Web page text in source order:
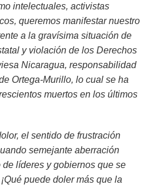
intelectuales, activistas
queremos manifestar nuestro
a la gravísima situación de
y violación de los Derechos
Nicaragua, responsabilidad
Ortega-Murillo, lo cual se ha
muertos en los últimos
el sentido de frustración
semejante aberración
líderes y gobiernos que se
puede doler más que la